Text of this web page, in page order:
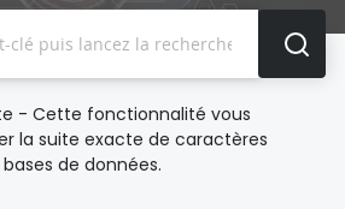
- Cette fonctionnalité vous
la suite exacte de caractères
de données.